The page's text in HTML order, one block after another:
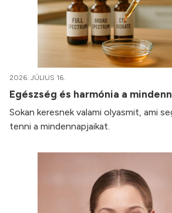
2026. JÚLIUS 16.
Egészség és harmónia a
Sokan keresnek valami olyasmit, ami
tenni a mindennapjaikat.